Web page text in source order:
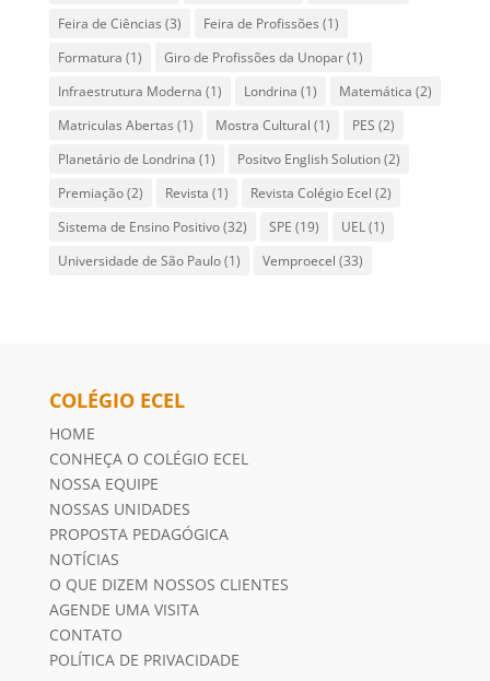
Feira de Ciências (3) Feira de Profissões (1)
Formatura (1) Giro de Profissões da Unopar(1)
Infraestrutura Moderna (1) Londrina (1) Matemática (2)
Matriculas Abertas (1) Mostra Cultural (1) PES (2)
Planetário de Londrina (1) Positvo English Solution(2)
Premiação(2) Revista (1) Revista Colégio Ecel (2)
Sistema de Ensino Positivo(32) SPE (19) UEL(1)
Universidade de São Paulo(1) Vemproecel (33)
COLÉGIO ECEL
HOME
CONHEÇA O COLÉGIO ECEL
NOSSA EQUIPE
NOSSAS UNIDADES
PROPOSTA PEDAGÓGICA
NOTÍCIAS
O QUE DIZEM NOSSOS CLIENTES
AGENDE UMA VISITA
CONTATO
POLÍTICA DE PRIVACIDADE